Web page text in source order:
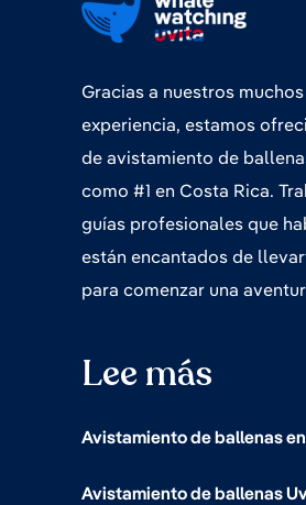
Gracias a nuestros
experiencia, estamos
de avistamiento de
como #1 en Costa Rica.
guías profesionales que
están encantados de
para comenzar una
Lee más
Avistamiento de ballenas
Avistamiento de ballenas